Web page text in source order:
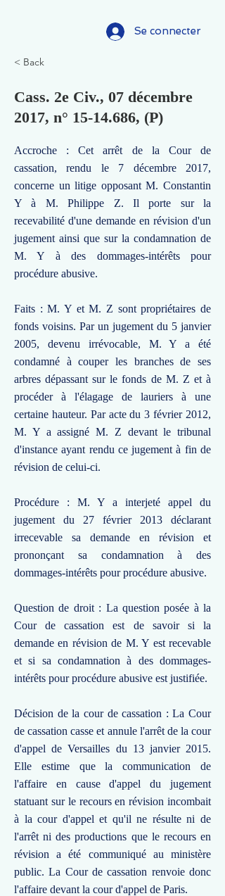
Se connecter
< Back
Cass. 2e Civ., 07 décembre
2017, n° 15-14.686, (P)
Accroche : Cet arrêt de la Cour de
cassation, rendu le 7 décembre 2017,
concerne un litige opposant M. Constantin
Y à M. Philippe Z. Il porte sur la
recevabilité d'une demande en révision d'un
jugement ainsi que sur la condamnation de
M. Y à des dommages-intérêts pour
procédure abusive.
Faits : M. Y et M. Z sont propriétaires de
fonds voisins. Par un jugement du 5 janvier
2005, devenu irrévocable, M. Y a été
condamné à couper les branches de ses
arbres dépassant sur le fonds de M. Z et à
procéder à l'élagage de lauriers à une
certaine hauteur. Par acte du 3 février 2012,
M. Y a assigné M. Z devant le tribunal
d'instance ayant rendu ce jugement à fin de
révision de celui-ci.
Procédure : M. Y a interjeté appel du
jugement du 27 février 2013 déclarant
irrecevable sa demande en révision et
prononçant sa condamnation à des
dommages-intérêts pour procédure abusive.
Question de droit : La question posée à la
Cour de cassation est de savoir si la
demande en révision de M. Y est recevable
et si sa condamnation à des dommages-
intérêts pour procédure abusive est justifiée.
Décision de la cour de cassation : La Cour
de cassation casse et annule l'arrêt de la cour
d'appel de Versailles du 13 janvier 2015.
Elle estime que la communication de
l'affaire en cause d'appel du jugement
statuant sur le recours en révision incombait
à la cour d'appel et qu'il ne résulte ni de
l'arrêt ni des productions que le recours en
révision a été communiqué au ministère
public. La Cour de cassation renvoie donc
l'affaire devant la cour d'appel de Paris.